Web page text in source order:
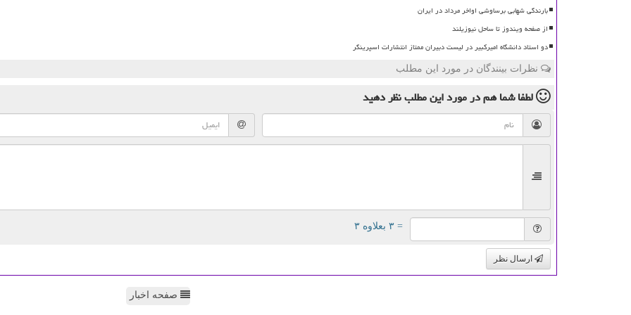
بارندگی شهابی برساوشی اواخر مرداد در ایران
از صفحه ویندوز تا ساحل نیوزیلند
دو استاد دانشگاه امیرکبیر در لیست دبیران ممتاز انتشارات اسپرینگر
نظرات بینندگان در مورد این مطلب
لطفا شما همدر مورد این مطلبنظر دهید
= ۳ بعلاوه ۳
ارسال نظر
صفحه اخبار